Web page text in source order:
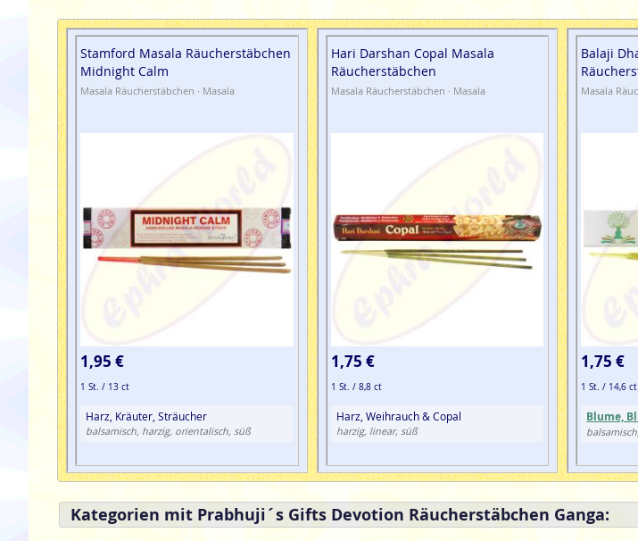
Stamford Masala Räucherstäbchen
Midnight Calm
Masala Räucherstäbchen · Masala
1,95 €
1 St. / 13 ct
Harz, Kräuter, Sträucher
balsamisch, harzig, orientalisch, süß
Hari Darshan Copal Masala
Räucherstäbchen
Masala Räucherstäbchen · Masala
1,75 €
1 St. / 8,8 ct
Harz, Weihrauch & Copal
harzig, linear, süß
Balaji
Masala
1,75 €
1 St. / 14,6 ct.
Blume,
Kategorien mit Prabhuji´s Gifts Devotion Räucherstäbchen Ganga: